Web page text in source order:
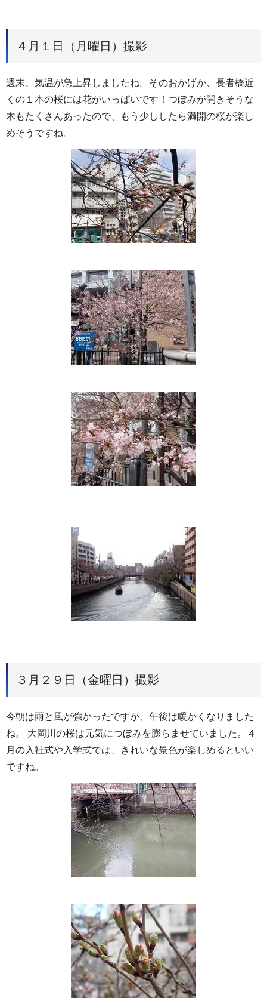
４月１日（月曜日）撮影
週末、気温が急上昇しましたね。そのおかげか、長者橋近
くの１本の桜には花がいっぱいです！つぼみが開きそうな
木もたくさんあったので、もう少ししたら満開の桜が楽し
めそうですね。
３月２９日（金曜日）撮影
今朝は雨と風が強かったですが、午後は暖かくなりました
ね。 大岡川の桜は元気につぼみを膨らませていました。４
月の入社式や入学式では、きれいな景色が楽しめるといい
ですね。